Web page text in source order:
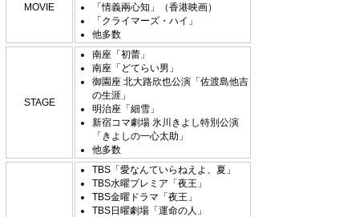
MOVIE
「情義兩心知」（香港映画）
「クライマーズ・ハイ」
他多数
STAGE
南座「初蕾」
南座「どてらい男」
御園座 北大路欣也公演「佐渡島他吉
の生涯」
明治座「細雪」
新宿コマ劇場 氷川きよし特別公演
「きよしの一心太助」
他多数
TBS「愛なんていらねえよ、夏」
TBS水曜プレミア「夜王」
TBS金曜ドラマ「夜王」
TBS日曜劇場「運命の人」